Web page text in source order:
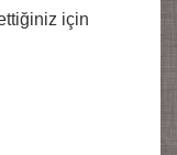
için